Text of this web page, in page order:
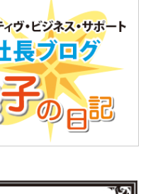
総合管理所から優良業務表彰
。
10567/
に株式会社テイコク様が掲載
10462/
お知らせ
2503/